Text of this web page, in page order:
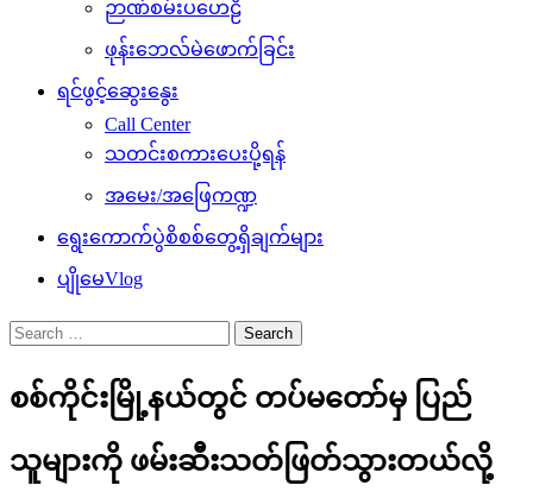
ဉာဏ်စမ်းပဟေဠိ
ဖုန်းဘေလ်မဲဖောက်ခြင်း
ရင်ဖွင့်ဆွေးနွေး
Call Center
သတင်းစကားပေးပို့ရန်
အမေး/အဖြေကဏ္ဍ
ရွေးကောက်ပွဲစိစစ်တွေ့ရှိချက်များ
ပျိုမေVlog
Search
for:
စစ်ကိုင်းမြို့နယ်တွင် တပ်မ‌တော်မှ ပြည်
သူများကို ဖမ်းဆီးသတ်ဖြတ်သွားတယ်လို့